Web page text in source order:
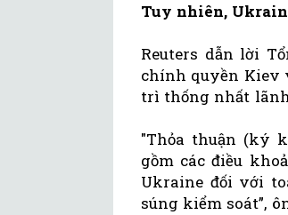
Tuy nhiên,
Reuters dẫn lời
chính quyền Kiev
trì thống nhất
"Thỏa thuận (ký
gồm các điều
Ukraine đối với
súng kiểm soát”,